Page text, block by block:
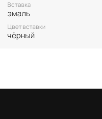
Вставка
эмаль
Цвет вставки
чёрный